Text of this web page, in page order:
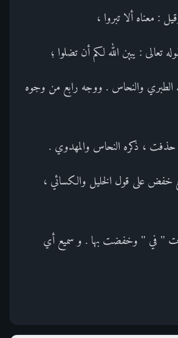
: معناه ألا تبروا ،
: يبين الله لكم أن تضلوا ؛
الطبري والنحاس . ووجه رابع من وجوه
حذفت ، ذكره النحاس والمهدوي .
على قول الخليل والكسائي ،
" في " وخفضت بها . و سميع أي